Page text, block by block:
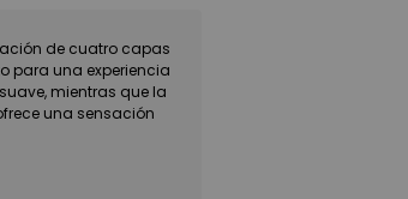
de cuatro capas
para una experiencia
mientras que la
una sensación